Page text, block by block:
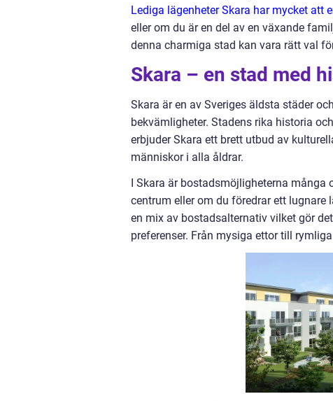
Lediga lägenheter Skara har mycket att
eller om du är en del av en växande
denna charmiga stad kan vara rätt val
Skara – en stad med
Skara är en av Sveriges äldsta städer
bekvämligheter. Stadens rika historia
erbjuder Skara ett brett utbud av
människor i alla åldrar.
I Skara är bostadsmöjligheterna många
centrum eller om du föredrar ett lugnare
en mix av bostadsalternativ vilket gör
preferenser. Från mysiga ettor till